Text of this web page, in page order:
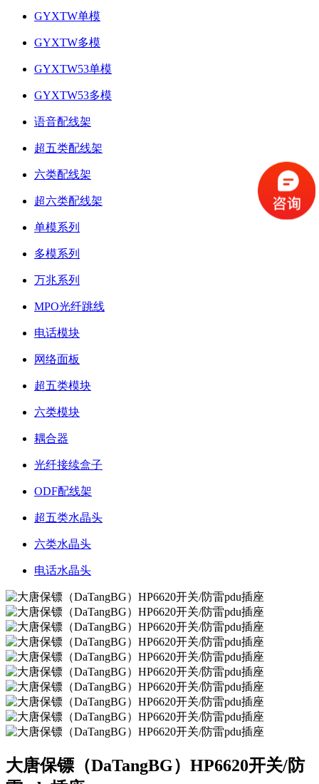
GYXTW单模
GYXTW多模
GYXTW53单模
GYXTW53多模
语音配线架
超五类配线架
六类配线架
超六类配线架
单模系列
多模系列
万兆系列
MPO光纤跳线
电话模块
网络面板
超五类模块
六类模块
耦合器
光纤接续盒子
ODF配线架
超五类水晶头
六类水晶头
电话水晶头
大唐保镖（DaTangBG）HP6620开关/防